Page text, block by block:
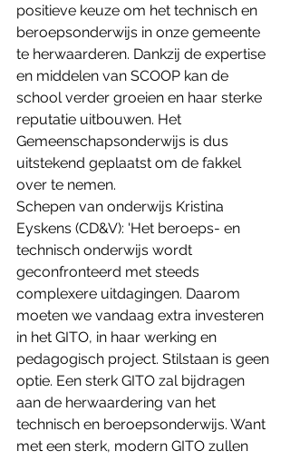
positieve keuze om het technisch en
beroepsonderwijs in onze gemeente
te herwaarderen. Dankzij de expertise
en middelen van SCOOP kan de
school verder groeien en haar sterke
reputatie uitbouwen. Het
Gemeenschapsonderwijs is dus
uitstekend geplaatst om de fakkel
over te nemen.
Schepen van onderwijs Kristina
Eyskens (CD&V): 'Het beroeps- en
technisch onderwijs wordt
geconfronteerd met steeds
complexere uitdagingen. Daarom
moeten we vandaag extra investeren
in het GITO, in haar werking en
pedagogisch project. Stilstaan is geen
optie. Een sterk GITO zal bijdragen
aan de herwaardering van het
technisch en beroepsonderwijs. Want
met een sterk, modern GITO zullen